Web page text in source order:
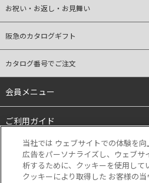
お祝い・お返し・お見舞い
阪急のカタログギフト
カタログ番号でご注文
会員メニュー
ご利用ガイド
リンク
当社では ウェブサイトでの体験を
広告をパーソナライズし、ウェブサ
析するために、クッキーを使用して
クッキーにより取得した お客様の